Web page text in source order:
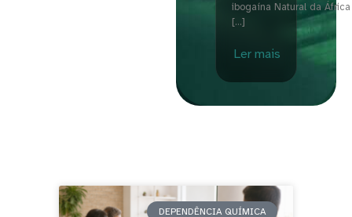
ibogaína Natural da África
[…]
Ler mais
DEPENDÊNCIA QUÍMICA